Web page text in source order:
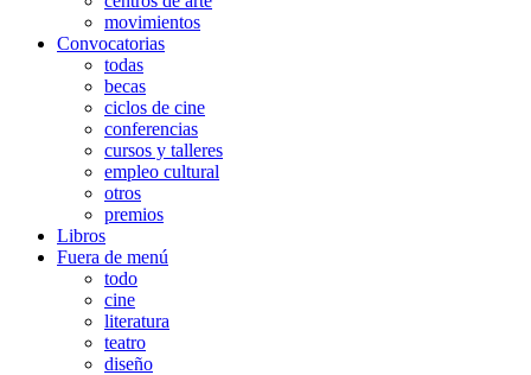
movimientos
Convocatorias
todas
becas
ciclos de cine
conferencias
cursos y talleres
empleo cultural
otros
premios
Libros
Fuera de menú
todo
cine
literatura
teatro
diseño